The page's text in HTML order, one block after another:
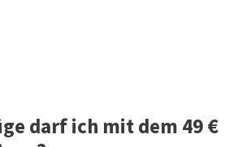
darf ich mit dem 49 €